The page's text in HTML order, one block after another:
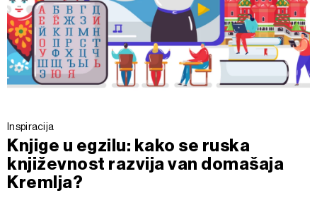
Inspiracija
Knjige u egzilu: kako se ruska
književnost razvija van domašaja
Kremlja?